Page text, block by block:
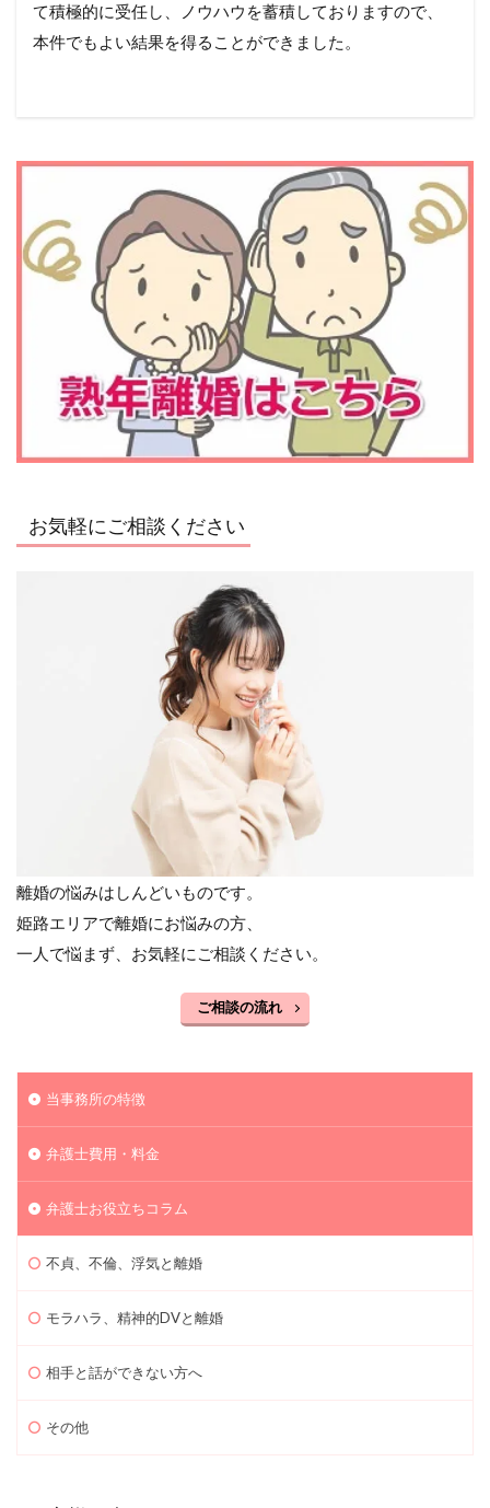
て積極的に受任し、ノウハウを蓄積しておりますので、
本件でもよい結果を得ることができました。
お気軽にご相談ください
離婚の悩みはしんどいものです。
姫路エリアで離婚にお悩みの方、
一人で悩まず、お気軽にご相談ください。
ご相談の流れ
当事務所の特徴
弁護士費用・料金
弁護士お役立ちコラム
不貞、不倫、浮気と離婚
モラハラ、精神的DVと離婚
相手と話ができない方へ
その他